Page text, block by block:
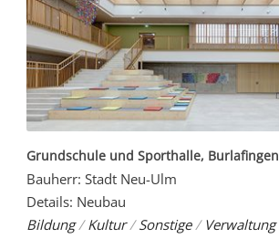
Grundschule und Sporthalle, Burlafingen
Bauherr: Stadt Neu-Ulm
Details: Neubau
Bildung/Kultur/Sonstige/ Verwaltung